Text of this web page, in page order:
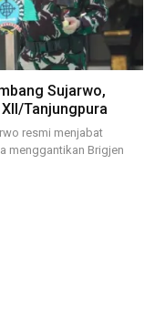
Sujarwo,
Tanjungpura
resmi menjabat
menggantikan Brigjen